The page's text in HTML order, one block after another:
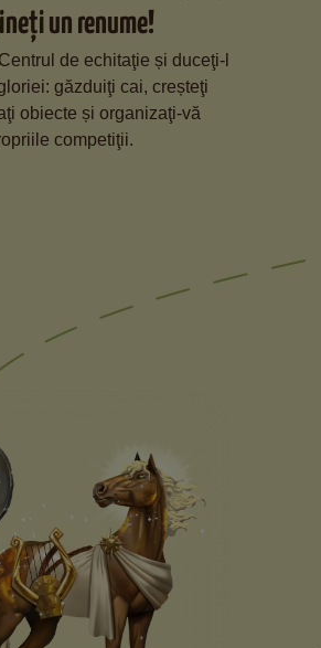
un renume!
de echitaţie și duceţi-l
găzduiţi cai, creșteţi
obiecte și organizaţi-vă
competiţii.